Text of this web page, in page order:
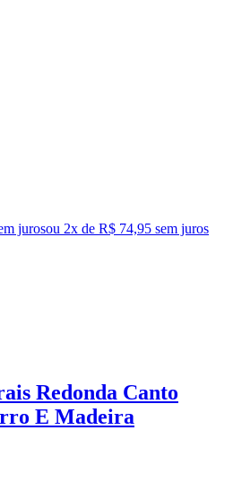
jurosou 2x de R$ 74,95 sem juros
Redonda Canto
E Madeira